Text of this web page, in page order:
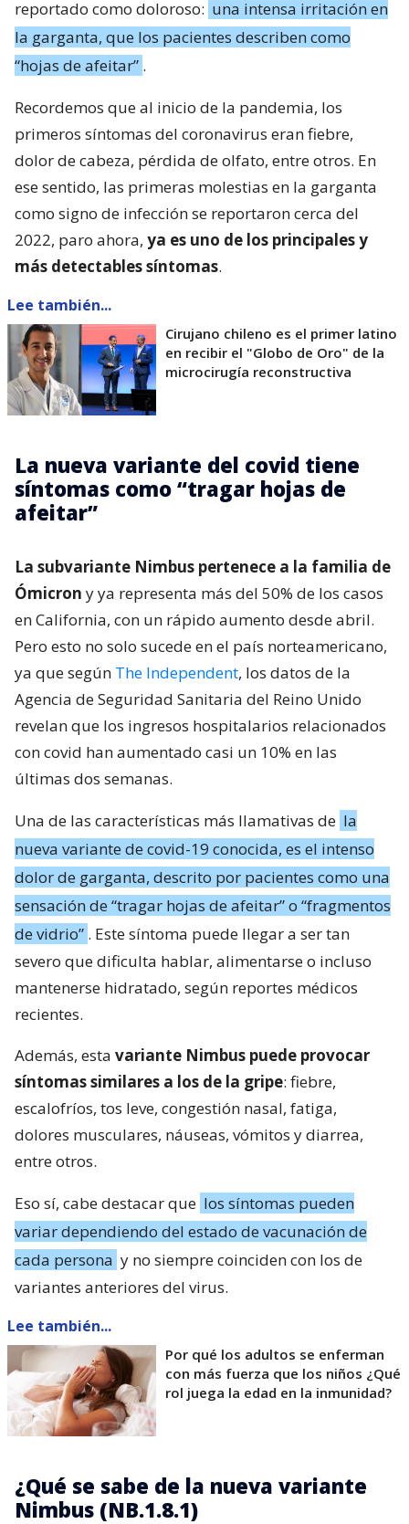
reportado como doloroso: una intensa irritación en
la garganta, que los pacientes describen como
“hojas de afeitar” .
Recordemos que al inicio de la pandemia, los
primeros síntomas del coronavirus eran fiebre,
dolor de cabeza, pérdida de olfato, entre otros. En
ese sentido, las primeras molestias en la garganta
como signo de infección se reportaron cerca del
2022, paro ahora, ya es uno de los principales y
más detectables síntomas.
Lee también...
Cirujano chileno es el primer latino
en recibir el "Globo de Oro" de la
microcirugía reconstructiva
La nueva variante del covid tiene
síntomas como “tragar hojas de
afeitar”
La subvariante Nimbus pertenece a la familia de
Ómicron y ya representa más del 50% de los casos
en California, con un rápido aumento desde abril.
Pero esto no solo sucede en el país norteamericano,
ya que según The Independent, los datos de la
Agencia de Seguridad Sanitaria del Reino Unido
revelan que los ingresos hospitalarios relacionados
con covid han aumentado casi un 10% en las
últimas dos semanas.
Una de las características más llamativas de la
nueva variante de covid-19 conocida, es el intenso
dolor de garganta, descrito por pacientes como una
sensación de “tragar hojas de afeitar” o “fragmentos
de vidrio” . Este síntoma puede llegar a ser tan
severo que dificulta hablar, alimentarse o incluso
mantenerse hidratado, según reportes médicos
recientes.
Además, esta variante Nimbus puede provocar
síntomas similares a los de la gripe: fiebre,
escalofríos, tos leve, congestión nasal, fatiga,
dolores musculares, náuseas, vómitos y diarrea,
entre otros.
Eso sí, cabe destacar que los síntomas pueden
variar dependiendo del estado de vacunación de
cada persona y no siempre coinciden con los de
variantes anteriores del virus.
Lee también...
Por qué los adultos se enferman
con más fuerza que los niños ¿Qué
rol juega la edad en la inmunidad?
¿Qué se sabe de la nueva variante
Nimbus (NB.1.8.1)